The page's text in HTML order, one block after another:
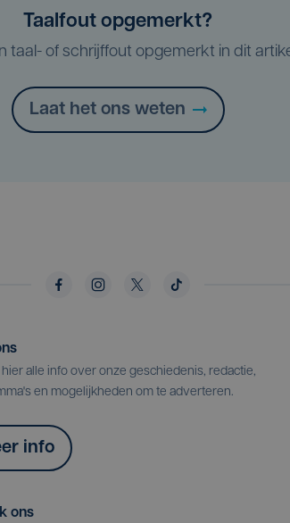
Taalfout opgemerkt?
taal- of schrijffout opgemerkt in dit
Laat het ons weten
alle info over onze geschiedenis, redactie,
en mogelijkheden om te adverteren.
info
ons